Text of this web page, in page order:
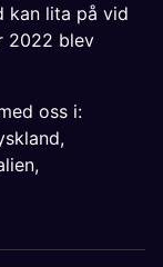
kan lita på vid
2022 blev
oss i:
,
,